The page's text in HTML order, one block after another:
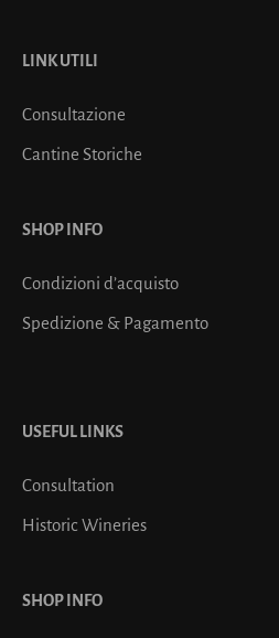
LINK UTILI
Consultazione
Cantine Storiche
SHOP INFO
Condizioni d’acquisto
Spedizione & Pagamento
USEFUL LINKS
Consultation
Historic Wineries
SHOP INFO